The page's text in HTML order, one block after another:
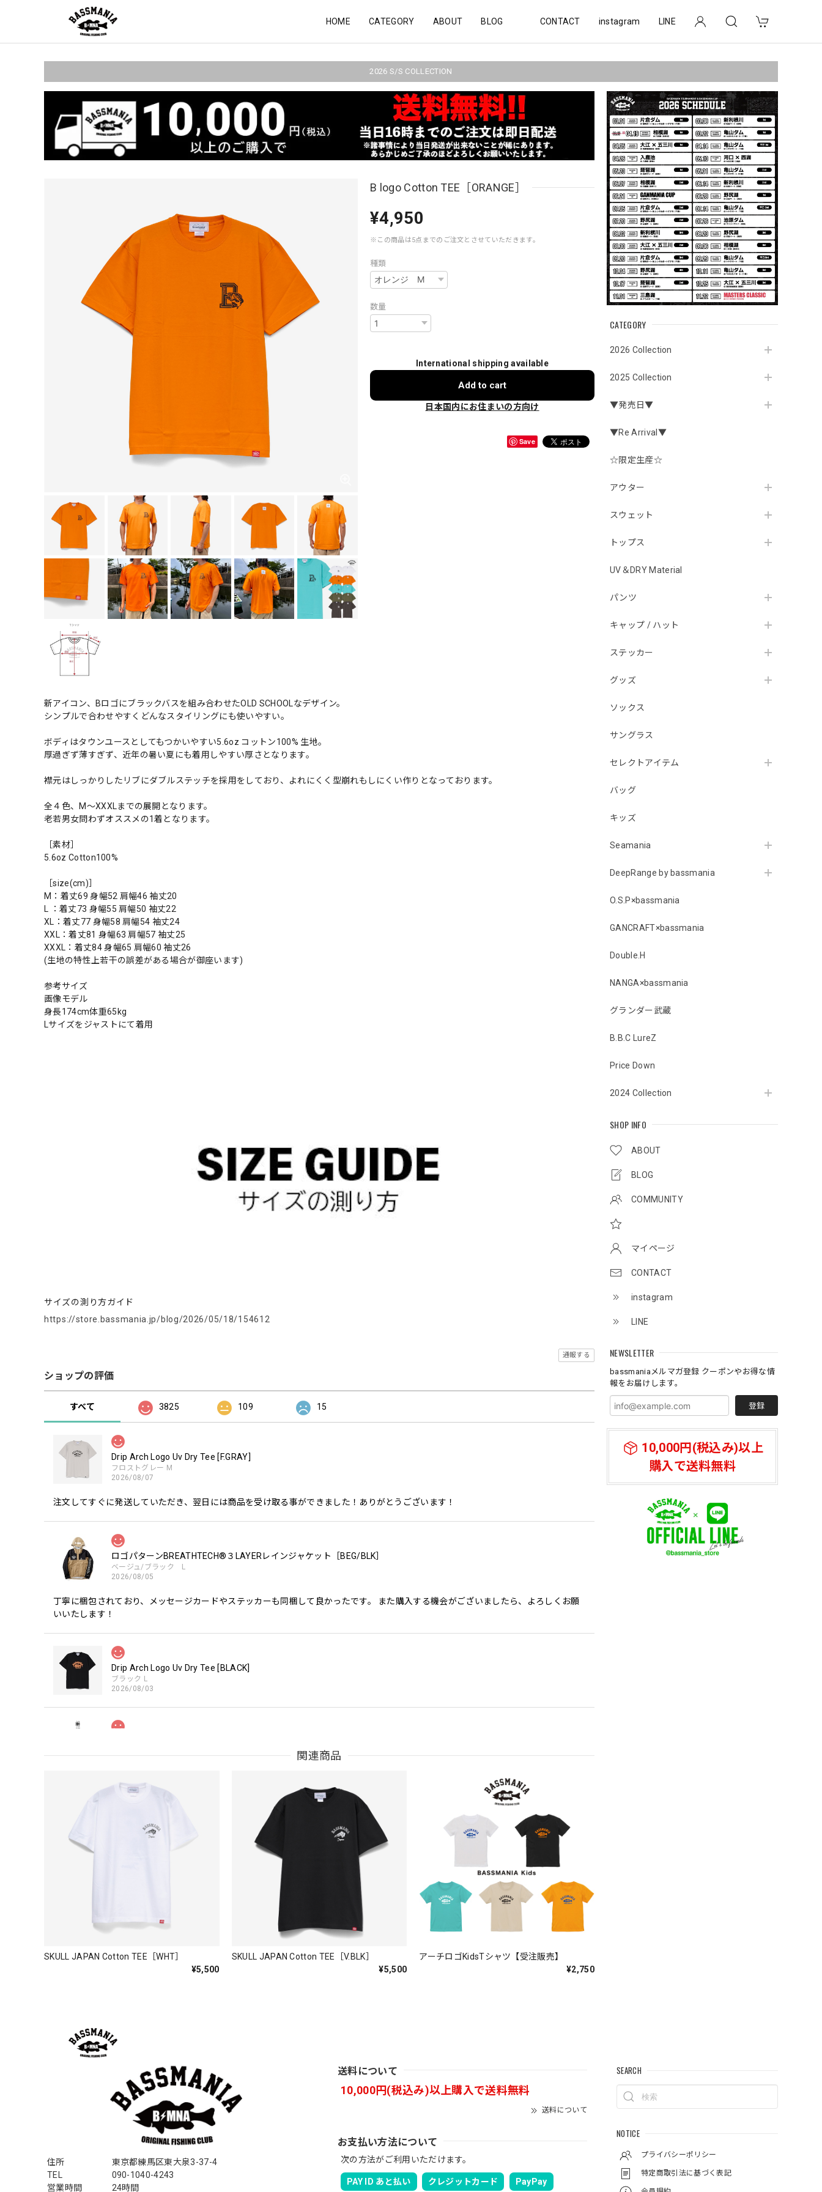
HOME CATEGORY ABOUT BLOG CONTACT instagram LINE
2026 S/S COLLECTION
CATEGORY
2026 Collection
2025 Collection
▼発売日▼
▼Re Arrival▼
☆限定生産☆
アウター
スウェット
トップス
UV＆DRY Material
パンツ
キャップ / ハット
ステッカー
グッズ
ソックス
サングラス
セレクトアイテム
バッグ
キッズ
Seamania
DeepRange by bassmania
O.S.P×bassmania
GANCRAFT×bassmania
Double.H
NANGA×bassmania
グランダー武蔵
B.B.C LureZ
Price Down
2024 Collection
SHOP INFO
ABOUT
BLOG
COMMUNITY
マイページ
CONTACT
instagram
LINE
NEWSLETTER
bassmaniaメルマガ登録 クーポンやお得な情
報をお届けします。
登録
10,000円(税込み)以上
購入で送料無料
B logo Cotton TEE［ORANGE］
¥4,950
※この商品は5点までのご注文とさせていただきます。
種類
数量
International shipping available
Add to cart
日本国内にお住まいの方向け
Save
新アイコン、Bロゴにブラックバスを組み合わせたOLD SCHOOLなデザイン。
シンプルで合わせやすくどんなスタイリングにも使いやすい。
ボディはタウンユースとしてもつかいやすい5.6oz コットン100% 生地。
厚過ぎず薄すぎず、近年の暑い夏にも着用しやすい厚さとなります。
襟元はしっかりしたリブにダブルステッチを採用をしており、よれにくく型崩れもしにくい作りとなっております。
全４色、M～XXXLまでの展開となります。
老若男女問わずオススメの1着となります。
［素材］
5.6oz Cotton100%
［size(cm)］
M：着丈69 身幅52 肩幅46 袖丈20
L ：着丈73 身幅55 肩幅50 袖丈22
XL：着丈77 身幅58 肩幅54 袖丈24
XXL：着丈81 身幅63 肩幅57 袖丈25
XXXL：着丈84 身幅65 肩幅60 袖丈26
(生地の特性上若干の誤差がある場合が御座います)
参考サイズ
画像モデル
身長174cm体重65kg
Lサイズをジャストにて着用
サイズの測り方ガイド
https://store.bassmania.jp/blog/2026/05/18/154612
通報する
ショップの評価
すべて 3825 109 15
Drip Arch Logo Uv Dry Tee [F.GRAY]
フロストグレー M
2026/08/07
注文してすぐに発送していただき、翌日には商品を受け取る事ができました！ありがとうございます！
ロゴパターンBREATHTECH®３LAYERレインジャケット［BEG/BLK］
ベージュ/ブラック L
2026/08/05
丁寧に梱包されており、メッセージカードやステッカーも同梱して良かったです。 また購入する機会がございましたら、よろしくお願
いいたします！
Drip Arch Logo Uv Dry Tee [BLACK]
ブラック L
2026/08/03
MIR届きました。発送まで迅速に対応して頂きありがとうございました。
【Seamania】Uv Rush Cool Logo Zip Parka［BLK］［LIMITED］
発送も早く着心地最高！！！！ セットアップで短パンも買えば良かった！！
アッシュグレー XXL
2026/07/30
ネオプレーンの生地のしなやかな品で、何にでも使えるバスマニアファンには、欠かせないアイテムですよ。ワイヤージャケットは、も
ちろん 車内の、ロッドバーにマッチして、気分も上がります。
アーチロゴ ベビービブ
ネイビー
2026/07/30
関連商品
SKULL JAPAN Cotton TEE［WHT］
¥5,500
SKULL JAPAN Cotton TEE［V.BLK］
¥5,500
アーチロゴKidsTシャツ【受注販売】
¥2,750
住所
東京都練馬区東大泉3-37-4
TEL
090-1040-4243
営業時間
24時間
送料について
10,000円(税込み)以上購入で送料無料
送料について
お支払い方法について
次の方法がご利用いただけます。
PAY ID あと払い クレジットカード PayPay
SEARCH
NOTICE
プライバシーポリシー
特定商取引法に基づく表記